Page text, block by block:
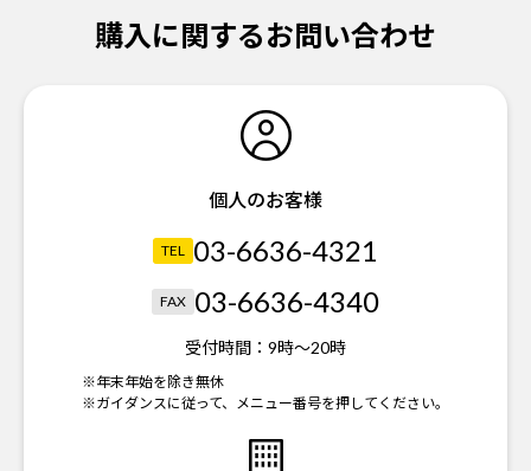
購入に関するお問い合わせ
個人のお客様
TEL 03-6636-4321
FAX 03-6636-4340
受付時間： 9時～20時
※年末年始を除き無休
※ガイダンスに従って、メニュー番号を押してください。